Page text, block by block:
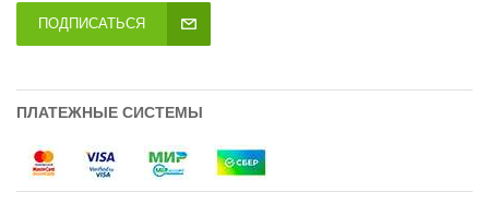
ПОДПИСАТЬСЯ
ПЛАТЕЖНЫЕ СИСТЕМЫ